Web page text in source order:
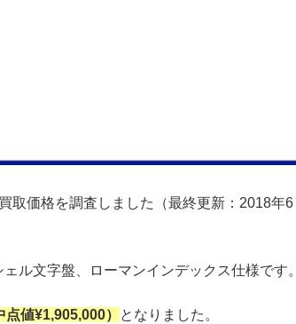
取価格を調査しました（最終更新：2018年6
ル文字盤、ローマンインデックス仕様です。
値¥1,905,000） となりました。